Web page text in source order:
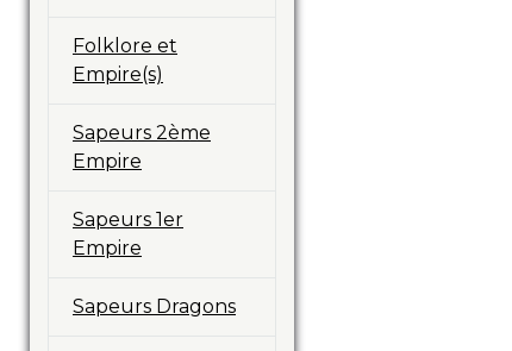
Folklore et
Empire(s)
Sapeurs 2ème
Empire
Sapeurs 1er
Empire
Sapeurs Dragons